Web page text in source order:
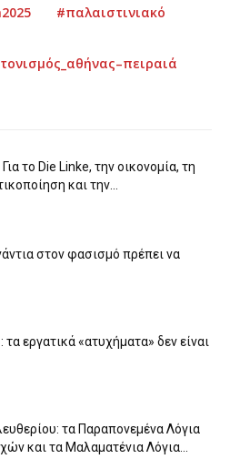
#παλαιστινιακό
Για το Die Linke, την οικονομία, τη
και την...
στον φασισμό πρέπει να
τα εργατικά «ατυχήματα» δεν είναι
τα Παραπονεμένα Λόγια
και τα Μαλαματένια Λόγια...